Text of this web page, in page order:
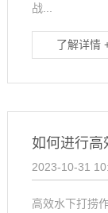
战...
了解详情
如何进行高
2023-10-31
高效水下打捞